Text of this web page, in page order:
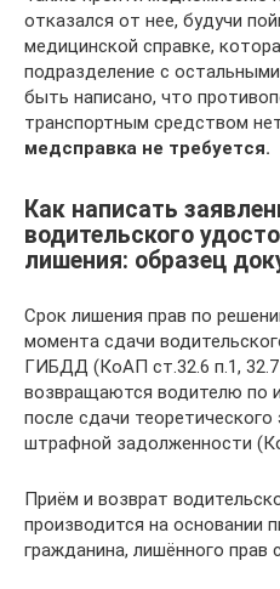
отказался от нее, будучи
медицинской справке,
подразделение с
быть написано, что
транспортным средством
медсправка не требуется.
Как написать
водительского
лишения: образец
Срок лишения прав по
момента сдачи
ГИБДД (КоАП ст.32.6 п.1,
возвращаются водителю по
после сдачи
штрафной задолженности
Приём и возврат
производится на основании
гражданина, лишённого прав